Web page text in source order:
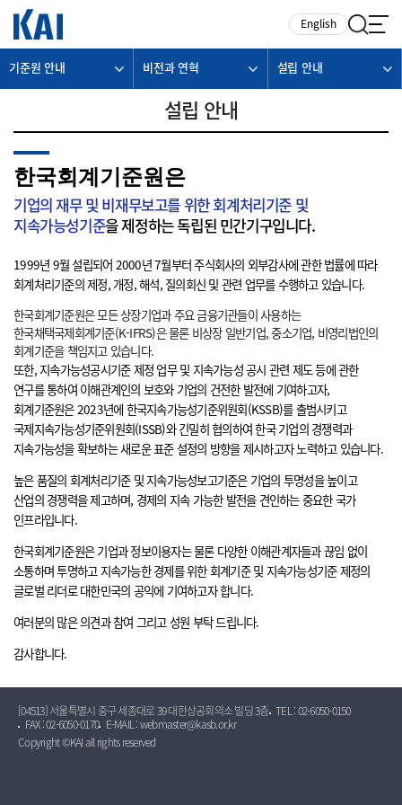
English
기준원 안내 비전과 연혁 설립 안내
설립 안내
한국회계기준원은
기업의 재무 및 비재무보고를 위한 회계처리기준 및
지속가능성기준을 제정하는 독립된 민간기구입니다.
1999년 9월 설립되어 2000년 7월부터 주식회사의 외부감사에 관한 법률에 따라
회계처리기준의 제정, 개정, 해석, 질의회신 및 관련 업무를 수행하고 있습니다.
한국회계기준원은 모든 상장기업과 주요 금융기관들이 사용하는
한국채택국제회계기준(K-IFRS)은 물론 비상장 일반기업, 중소기업, 비영리법인의
회계기준을 책임지고 있습니다.
또한, 지속가능성공시기준 제정 업무 및 지속가능성 공시 관련 제도 등에 관한
연구를 통하여 이해관계인의 보호와 기업의 건전한 발전에 기여하고자,
회계기준원은 2023년에 한국지속가능성기준위원회(KSSB)를 출범시키고
국제지속가능성기준위원회(ISSB)와 긴밀히 협의하여 한국 기업의 경쟁력과
지속가능성을 확보하는 새로운 표준 설정의 방향을 제시하고자 노력하고 있습니다.
높은 품질의 회계처리기준 및 지속가능성보고기준은 기업의 투명성을 높이고
산업의 경쟁력을 제고하며, 경제의 지속 가능한 발전을 견인하는 중요한 국가
인프라입니다.
한국회계기준원은 기업과 정보이용자는 물론 다양한 이해관계자들과 끊임 없이
소통하며 투명하고 지속가능한 경제를 위한 회계기준 및 지속가능성기준 제정의
글로벌 리더로 대한민국의 공익에 기여하고자 합니다.
여러분의 많은 의견과 참여 그리고 성원 부탁 드립니다.
감사합니다.
[04513] 서울특별시 중구 세종대로 39 대한상공회의소 빌딩 3층 TEL : 02-6050-0150
FAX : 02-6050-0170
E-MAIL : webmaster@kasb.or.kr
Copyright ©KAI all rights reserved